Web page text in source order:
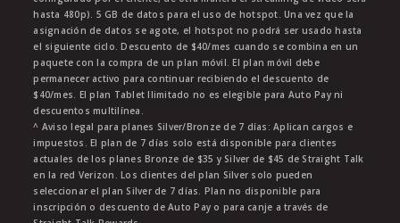
hasta 480p). 5 GB de datos para el uso de hotspot. Una vez que la
asignación de datos se agote, el hotspot no podrá ser usado hasta
el siguiente ciclo. Descuento de $40/mes cuando se combina en un
paquete con la compra de un plan móvil. El plan móvil debe
permanecer activo para continuar recibiendo el descuento de
$40/mes. El plan Tablet Ilimitado no es elegible para Auto Pay ni
descuentos multilínea.
^ Aviso legal para planes Silver/Bronze de 7 días: Aplican cargos e
impuestos. El plan de 7 días solo está disponible para clientes
actuales de los planes Bronze de $35 y Silver de $45 de Straight Talk
en la red Verizon. Los clientes del plan Silver solo pueden
seleccionar el plan Silver de 7 días. Plan no disponible para
inscripción o descuento de Auto Pay o para canje a través de